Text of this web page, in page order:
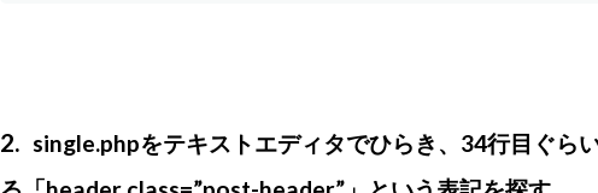
2
single.phpをテキストエディタでひらき、34行目ぐら